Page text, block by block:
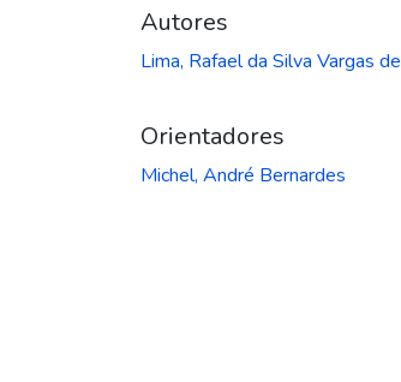
Autores
Lima, Rafael da Silva Vargas de
Orientadores
Michel, André Bernardes